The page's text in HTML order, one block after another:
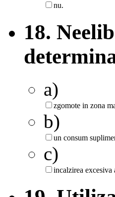
nu.
18.
a)
zgomote in zona
b)
un consum
c)
incalzirea